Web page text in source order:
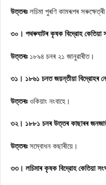
উত্তৰঃ লচিমা পুৰণি কামৰূপৰ
৩০। পথৰুঘাটৰ কৃষক বিদ্রোহ কেতিয়া
উত্তৰঃ ১৮৯৪ চনৰ ২১ জানুৱাৰীত।
৩১। ১৮৬১ চনত জয়ন্তীয়া বিদ্রোহৰ
উত্তৰঃ ওকিয়াং নংবাহে।
৩২। ১৮৮১ চনৰ উত্তৰ কাছাৰৰ
উত্তৰঃ সম্বোধন কছাৰীয়ে।
৩৩। লচিমাৰ কৃষক বিদ্রোহ কেতিয়া